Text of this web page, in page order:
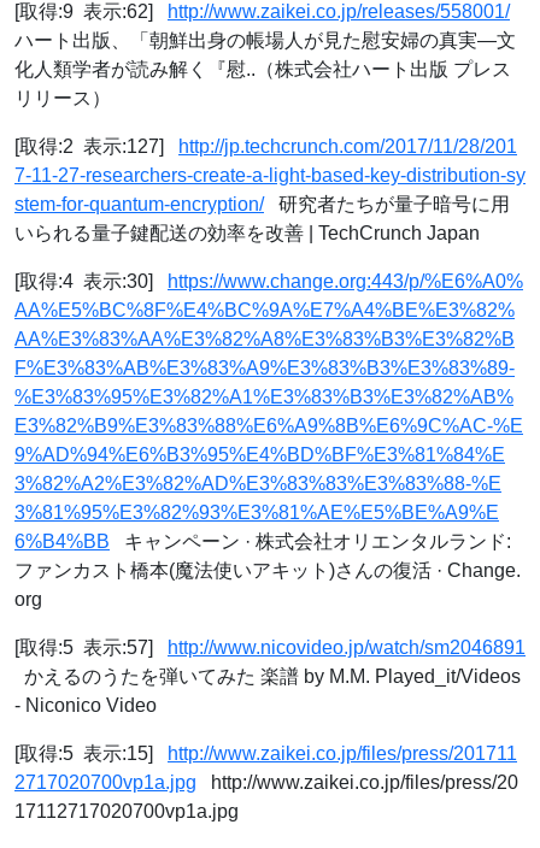
[取得:9 表示:62]
http://www.zaikei.co.jp/releases/558001/
ハート出版、「朝鮮出身の帳場人が見た慰安婦の真実―文
化人類学者が読み解く『慰..（株式会社ハート出版 プレス
リリース）
[取得:2 表示:127]
http://jp.techcrunch.com/2017/11/28/201
7-11-27-researchers-create-a-light-based-key-distribution-sy
stem-for-quantum-encryption/研究者たちが量子暗号に用
いられる量子鍵配送の効率を改善 | TechCrunch Japan
[取得:4 表示:30]
https://www.change.org:443/p/%E6%A0%
AA%E5%BC%8F%E4%BC%9A%E7%A4%BE%E3%82%
AA%E3%83%AA%E3%82%A8%E3%83%B3%E3%82%B
F%E3%83%AB%E3%83%A9%E3%83%B3%E3%83%89-
%E3%83%95%E3%82%A1%E3%83%B3%E3%82%AB%
E3%82%B9%E3%83%88%E6%A9%8B%E6%9C%AC-%E
9%AD%94%E6%B3%95%E4%BD%BF%E3%81%84%E
3%82%A2%E3%82%AD%E3%83%83%E3%83%88-%E
3%81%95%E3%82%93%E3%81%AE%E5%BE%A9%E
6%B4%BB キャンペーン · 株式会社オリエンタルランド:
ファンカスト橋本(魔法使いアキット)さんの復活 · Change.
org
[取得:5 表示:57]
http://www.nicovideo.jp/watch/sm2046891
かえるのうたを弾いてみた 楽譜 by M.M. Played_it/Videos
- Niconico Video
[取得:5 表示:15]
http://www.zaikei.co.jp/files/press/201711
2717020700vp1a.jpg http://www.zaikei.co.jp/files/press/20
17112717020700vp1a.jpg